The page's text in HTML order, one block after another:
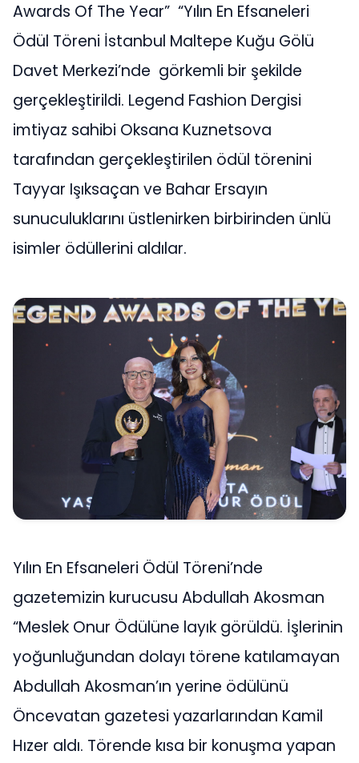
Awards Of The Year” “Yılın En Efsaneleri
Ödül Töreni İstanbul Maltepe Kuğu Gölü
Davet Merkezi’nde görkemli bir şekilde
gerçekleştirildi. Legend Fashion Dergisi
imtiyaz sahibi Oksana Kuznetsova
tarafından gerçekleştirilen ödül törenini
Tayyar Işıksaçan ve Bahar Ersayın
sunuculuklarını üstlenirken birbirinden ünlü
isimler ödüllerini aldılar.
Yılın En Efsaneleri Ödül Töreni’nde
gazetemizin kurucusu Abdullah Akosman
“Meslek Onur Ödülüne layık görüldü. İşlerinin
yoğunluğundan dolayı törene katılamayan
Abdullah Akosman’ın yerine ödülünü
Öncevatan gazetesi yazarlarından Kamil
Hızer aldı. Törende kısa bir konuşma yapan